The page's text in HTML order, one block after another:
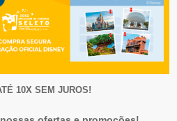
Universal Halloween
10X SEM JUROS!